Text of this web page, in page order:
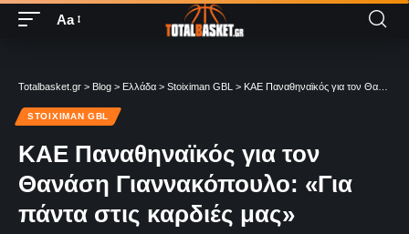
Aa
Totalbasket.gr > Blog > Ελλάδα > Stoiximan GBL > ΚΑΕ Παναθηναϊκός για τον Θανάση Γιαννακόπουλο: «Για πάντα στις καρδιές μας»
STOIXIMAN GBL
ΚΑΕ Παναθηναϊκός για τον
Θανάση Γιαννακόπουλο: «Για
πάντα στις καρδιές μας»